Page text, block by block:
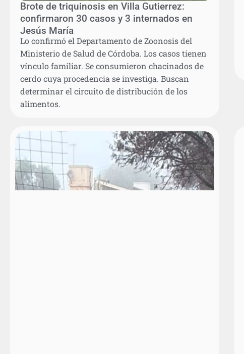
Brote de triquinosis en Villa Gutierrez:
confirmaron 30 casos y 3 internados en
Jesús María
Lo confirmó el Departamento de Zoonosis del
Ministerio de Salud de Córdoba. Los casos tienen
vínculo familiar. Se consumieron chacinados de
cerdo cuya procedencia se investiga. Buscan
determinar el circuito de distribución de los
alimentos.